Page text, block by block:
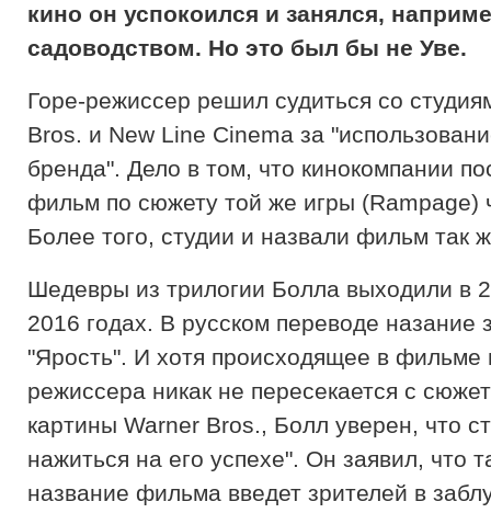
кино он успокоился и занялся,
садоводством. Но это был бы не Уве.
Горе-режиссер решил судиться со
Bros. и New Line Cinema за
бренда". Дело в том, что кинокомпании
фильм по сюжету той же игры (Rampage)
Более того, студии и назвали фильм так
Шедевры из трилогии Болла выходили в
2016 годах. В русском переводе назание
"Ярость". И хотя происходящее в фильме
режиссера никак не пересекается с
картины Warner Bros., Болл уверен, что
нажиться на его успехе". Он заявил, что
название фильма введет зрителей в